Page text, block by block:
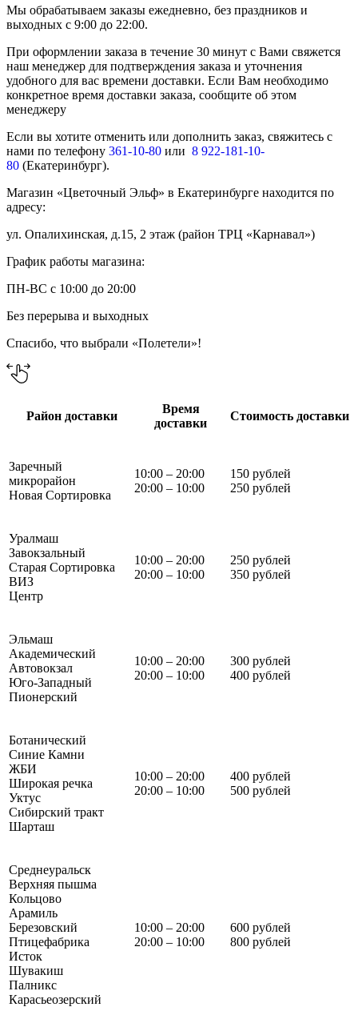
Мы обрабатываем заказы ежедневно, без праздников и
выходных с 9:00 до 22:00.
При оформлении заказа в течение 30 минут с Вами свяжется
наш менеджер для подтверждения заказа и уточнения
удобного для вас времени доставки. Если Вам необходимо
конкретное время доставки заказа, сообщите об этом
менеджеру
Если вы хотите отменить или дополнить заказ, свяжитесь с
нами по телефону 361-10-80 или 8 922-181-10-
80 (Екатеринбург).
Магазин «Цветочный Эльф» в Екатеринбурге находится по
адресу:
ул. Опалихинская, д.15, 2 этаж (район ТРЦ «Карнавал»)
График работы магазина:
ПН-ВС с 10:00 до 20:00
Без перерыва и выходных
Спасибо, что выбрали «Полетели»!
Район доставки
Время
доставки
Стоимость доставки
Заречный
микрорайон
Новая Сортировка
10:00 – 20:00
20:00 – 10:00
150 рублей
250 рублей
Уралмаш
Завокзальный
Старая Сортировка
ВИЗ
Центр
10:00 – 20:00
20:00 – 10:00
250 рублей
350 рублей
Эльмаш
Академический
Автовокзал
Юго-Западный
Пионерский
10:00 – 20:00
20:00 – 10:00
300 рублей
400 рублей
Ботанический
Синие Камни
ЖБИ
Широкая речка
Уктус
Сибирский тракт
Шарташ
10:00 – 20:00
20:00 – 10:00
400 рублей
500 рублей
Среднеуральск
Верхняя пышма
Кольцово
Арамиль
Березовский
Птицефабрика
Исток
Шувакиш
Палникс
Карасьеозерский
10:00 – 20:00
20:00 – 10:00
600 рублей
800 рублей